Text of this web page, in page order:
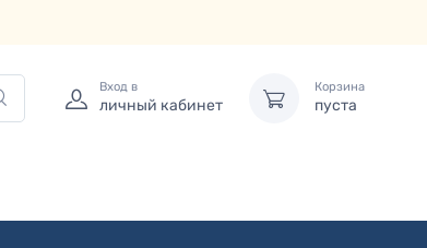
Вход в
личный кабинет
Корзина
пуста